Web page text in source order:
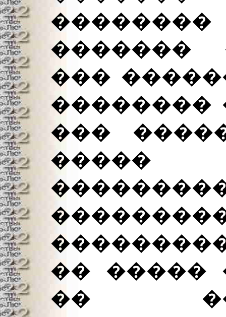
�������
���
��������
���
�����
�� �����
��